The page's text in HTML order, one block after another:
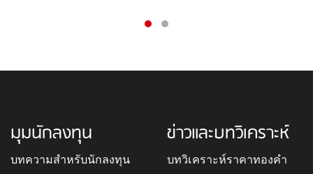
มุมนักลงทุน
บทความสำหรับนักลงทุน
ข่าวและบทวิเคราะห์
บทวิเคราะห์ราคาทองคำ